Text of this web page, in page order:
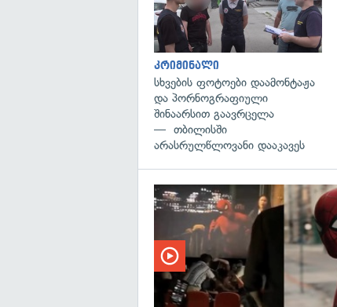
კრიმინალი
სხვების ფოტოები დაამონტაჟა
და პორნოგრაფიული
შინაარსით გაავრცელა
— თბილისში
არასრულწლოვანი დააკავეს